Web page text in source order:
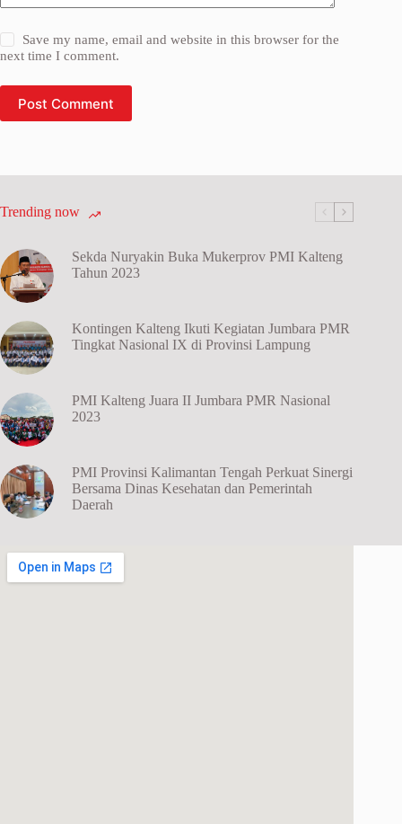
Save my name, email and website in this browser for the
next time I comment.
Post Comment
Trending now
Sekda Nuryakin Buka Mukerprov PMI Kalteng
Tahun 2023
Kontingen Kalteng Ikuti Kegiatan Jumbara PMR
Tingkat Nasional IX di Provinsi Lampung
PMI Kalteng Juara II Jumbara PMR Nasional
2023
PMI Provinsi Kalimantan Tengah Perkuat Sinergi
Bersama Dinas Kesehatan dan Pemerintah
Daerah